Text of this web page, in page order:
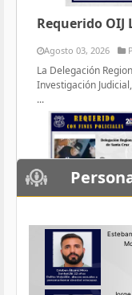
Requerido OIJ
Agosto 03, 2026
La Delegación
Investigación
...